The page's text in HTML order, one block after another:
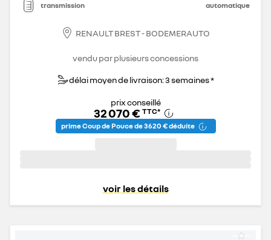
transmission automatique
RENAULT BREST - BODEMERAUTO
vendu par plusieurs concessions
délai moyen de livraison: 3 semaines *
prix conseillé
32 070 € TTC*
prime Coup de Pouce de 3 620 € déduite
voir les détails